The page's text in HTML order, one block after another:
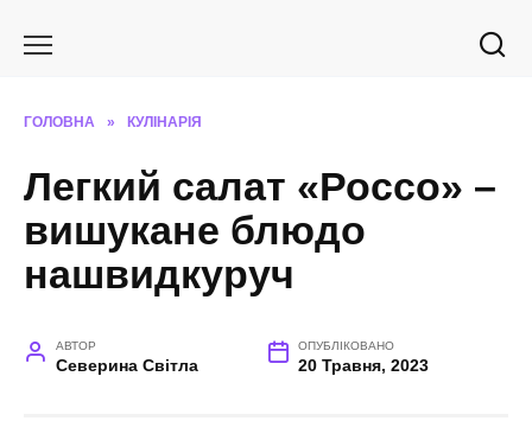
ГОЛОВНА » КУЛІНАРІЯ
Легкий салат «Россо» –
вишукане блюдо
нашвидкуруч
АВТОР
Северина Світла
ОПУБЛІКОВАНО
20 Травня, 2023